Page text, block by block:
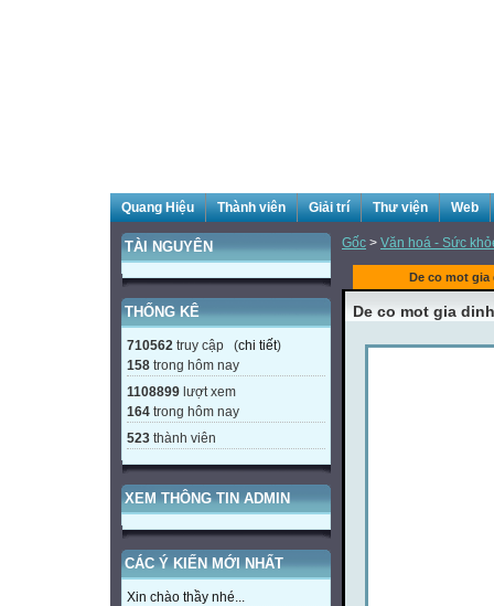
Quang Hiệu Thành viên Giải trí Thư viện Web
TÀI NGUYÊN
THỐNG KÊ
710562 truy cập (chi tiết)
158 trong hôm nay
1108899 lượt xem
164 trong hôm nay
523 thành viên
XEM THÔNG TIN ADMIN
CÁC Ý KIẾN MỚI NHẤT
Xin chào thầy nhé...
Gốc > Văn hoá - Sức
De co mot gia
De co mot gia